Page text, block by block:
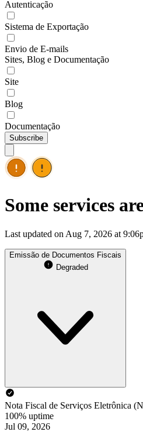
Autenticação
Sistema de Exportação
Envio de E-mails
Sites, Blog e Documentação
Site
Blog
Documentação
Subscribe
Some services
Last updated on Aug 7, 2026 at
Emissão de Documentos Fiscais
Degraded
Nota Fiscal de Serviços Eletrônica
100% uptime
Jul 09, 2026